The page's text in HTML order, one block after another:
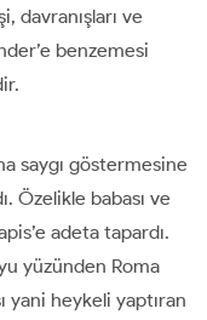
davranışları ve
benzemesi
saygı göstermesine
Özelikle babası ve
adeta tapardı.
yüzünden Roma
yani heykeli yaptıran